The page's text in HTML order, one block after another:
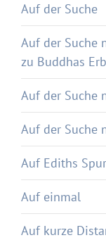
Auf der Suche
Auf der Suche
zu Buddhas
Auf der Suche
Auf der Suche
Auf Ediths
Auf einmal
Auf kurze